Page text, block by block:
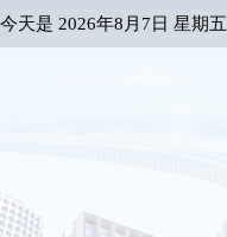
今天是 2026年8月7日 星期五